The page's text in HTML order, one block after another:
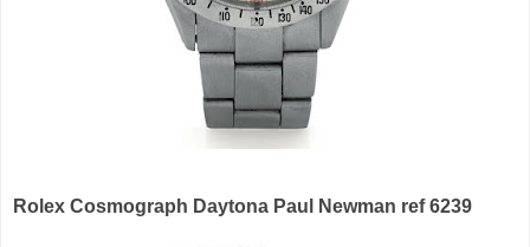
Rolex Cosmograph Daytona Paul Newman ref 6239